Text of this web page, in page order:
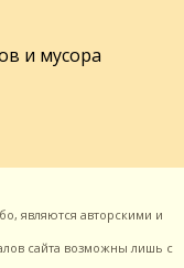
и мусора
являются авторскими и
сайта возможны лишь с